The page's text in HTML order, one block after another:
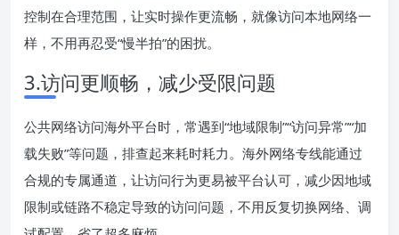
控制在合理范围，让实时操作更流畅，就像访问本地网络一
样，不用再忍受“慢半拍”的困扰。
3.访问更顺畅，减少受限问题
公共网络访问海外平台时，常遇到“地域限制”“访问异常”“加
载失败”等问题，排查起来耗时耗力。海外网络专线能通过
合规的专属通道，让访问行为更易被平台认可，减少因地域
限制或链路不稳定导致的访问问题，不用反复切换网络、调